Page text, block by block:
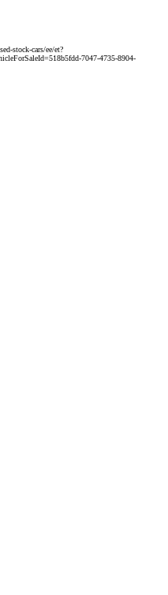
stock-cars/ee/et?
7047-4735-8904-